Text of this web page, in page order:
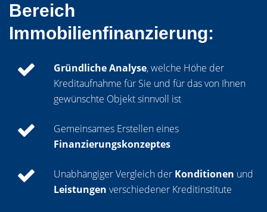
Bereich
Immobilienfinanzierung:
Gründliche Analyse, welche Höhe der
Kreditaufnahme für Sie und für das von Ihnen
gewünschte Objekt sinnvoll ist
Gemeinsames Erstellen eines
Finanzierungskonzeptes
Unabhängiger Vergleich der Konditionen und
Leistungen verschiedener Kreditinstitute